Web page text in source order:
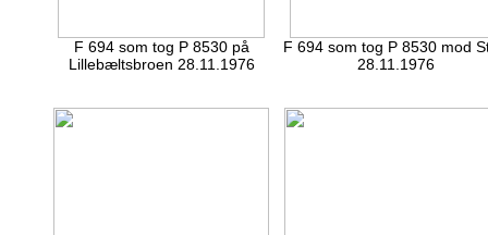
F 694 som tog P 8530 på
Lillebæltsbroen 28.11.1976
F 694 som tog P 8530 mod
28.11.1976